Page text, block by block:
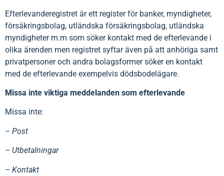
Efterlevanderegistret är ett register för banker, myndigheter,
försäkringsbolag, utländska försäkringsbolag, utländska
myndigheter m.m som söker kontakt med de efterlevande i
olika ärenden men registret syftar även på att anhöriga samt
privatpersoner och andra bolagsformer söker en kontakt
med de efterlevande exempelvis dödsbodelägare.
Missa inte viktiga meddelanden som efterlevande
Missa inte:
– Post
– Utbetalningar
– Kontakt